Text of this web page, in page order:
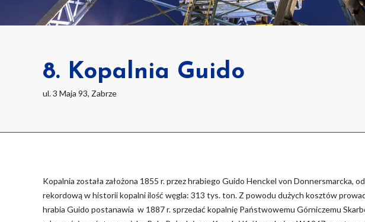
8. Kopalnia Guido
ul. 3 Maja 93, Zabrze
Kopalnia została założona 1855 r. przez hrabiego Guido Henckel von Donnersmarcka,
rekordową w historii kopalni ilość węgla: 313 tys. ton. Z powodu dużych kosztów
hrabia Guido postanawia w 1887 r. sprzedać kopalnię Państwowemu Górniczemu